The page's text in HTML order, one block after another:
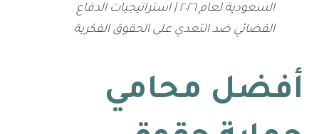
السعودية لعام ٢٠٢٦ | استراتيجيات الدفاع
القضائي ضد التعدي على الحقوق الفكرية
أفضل محامي